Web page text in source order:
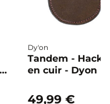
Dy'on
Tandem -
en cuir - Dyon
49,99 €